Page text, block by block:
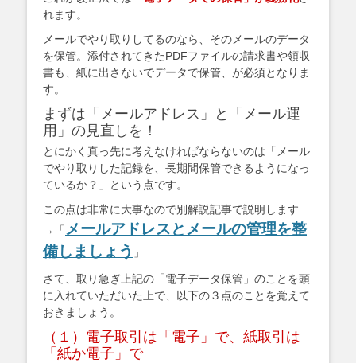
れます。
メールでやり取りしてるのなら、そのメールのデータ
を保管。添付されてきたPDFファイルの請求書や領収
書も、紙に出さないでデータで保管、が必須となりま
す。
まずは「メールアドレス」と「メール運
用」の見直しを！
とにかく真っ先に考えなければならないのは「メール
でやり取りした記録を、長期間保管できるようになっ
ているか？」という点です。
この点は非常に大事なので別解説記事で説明します
→「 メールアドレスとメールの管理を整
備しましょう 」
さて、取り急ぎ上記の「電子データ保管」のことを頭
に入れていただいた上で、以下の３点のことを覚えて
おきましょう。
（１）電子取引は「電子」で、紙取引は
「紙か電子」で